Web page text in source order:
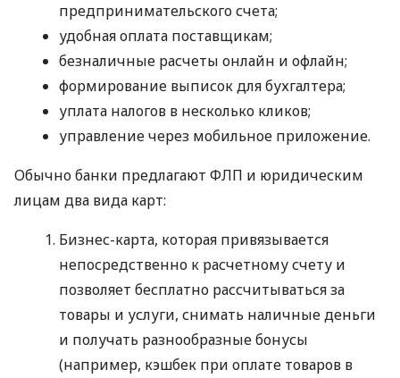
предпринимательского счета;
удобная оплата поставщикам;
безналичные расчеты онлайн и офлайн;
формирование выписок для бухгалтера;
уплата налогов в несколько кликов;
управление через мобильное приложение.
Обычно банки предлагают ФЛП и юридическим
лицам два вида карт:
Бизнес-карта, которая привязывается
непосредственно к расчетному счету и
позволяет бесплатно рассчитываться за
товары и услуги, снимать наличные деньги
и получать разнообразные бонусы
(например, кэшбек при оплате товаров в